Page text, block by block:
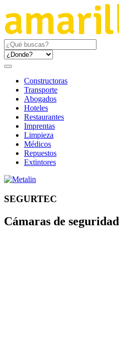
Constructoras
Transporte
Abogados
Hoteles
Restaurantes
Imprentas
Limpieza
Médicos
Repuestos
Extintores
SEGURTEC
Cámaras de seguridad